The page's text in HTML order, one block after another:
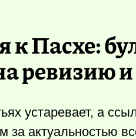
к Пасхе:
ревизию и
устаревает, а
за актуальностью